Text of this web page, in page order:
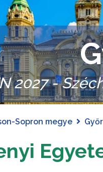
2027 -
Sopron megye Győr